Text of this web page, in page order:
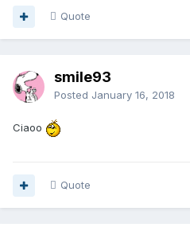
Quote
smile93
Posted January 16, 2018
Ciaoo
Quote